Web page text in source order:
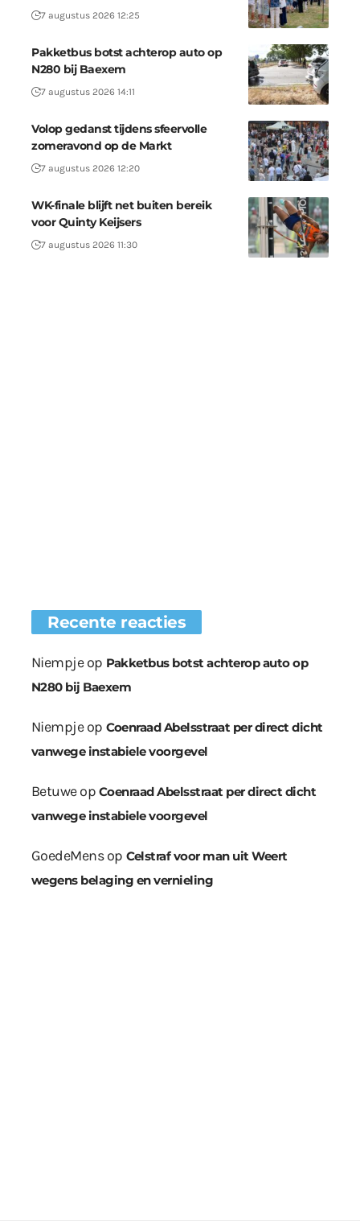
7 augustus 2026 12:25
Pakketbus botst achterop auto op
N280 bij Baexem
7 augustus 2026 14:11
Volop gedanst tijdens sfeervolle
zomeravond op de Markt
7 augustus 2026 12:20
WK-finale blijft net buiten bereik
voor Quinty Keijsers
7 augustus 2026 11:30
Recente reacties
Niempjeop Pakketbus botst achterop auto op
N280 bij Baexem
Niempjeop Coenraad Abelsstraat per direct dicht
vanwege instabiele voorgevel
Betuweop Coenraad Abelsstraat per direct dicht
vanwege instabiele voorgevel
GoedeMensop Celstraf voor man uit Weert
wegens belaging en vernieling